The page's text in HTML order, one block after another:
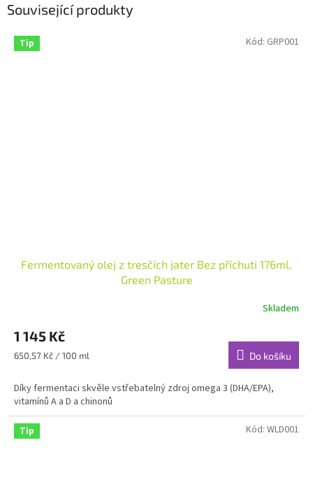
Související produkty
Tip
Fermentovaný olej z tresčích jater Bez příchuti 176ml,
Green Pasture
Skladem
1 145 Kč
Měrná
650,57 Kč / 100 ml Do košíku
Díky fermentaci skvěle vstřebatelný zdroj omega 3 (DHA/EPA),
vitamínů A a D a chinonů
Kód: GRP001
Tip Kód: WLD001